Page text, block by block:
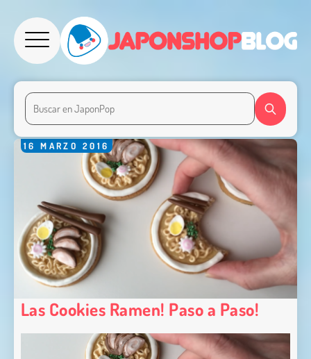
16 MARZO 2016
Las Cookies Ramen! Paso a Paso!